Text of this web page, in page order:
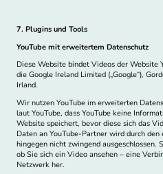
7. Plugins und Tools
YouTube mit erweitertem Datenschutz
Diese Website bindet Videos der Website
die Google Ireland Limited („Google“),
Irland.
Wir nutzen YouTube im erweiterten
laut YouTube, dass YouTube keine
Website speichert, bevor diese sich das
Daten an YouTube-Partner wird durch
hingegen nicht zwingend ausgeschlossen.
ob Sie sich ein Video ansehen – eine
Netzwerk her.